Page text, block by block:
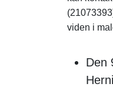
viden i
Den